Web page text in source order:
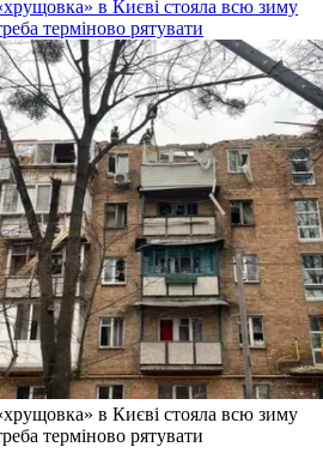
в Києві стояла всю зиму
терміново рятувати
в Києві стояла всю зиму
терміново рятувати